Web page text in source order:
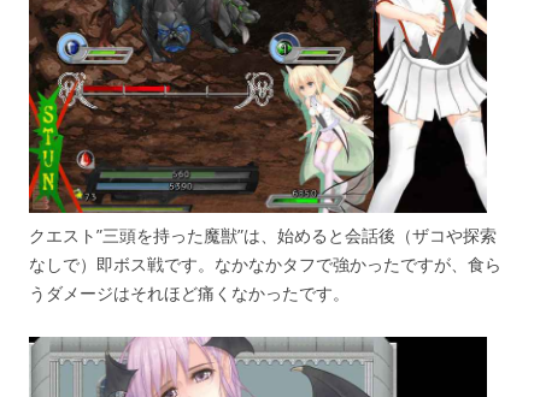
クエスト”三頭を持った魔獣”は、始めると会話後（ザコや探索
なしで）即ボス戦です。なかなかタフで強かったですが、食ら
うダメージはそれほど痛くなかったです。